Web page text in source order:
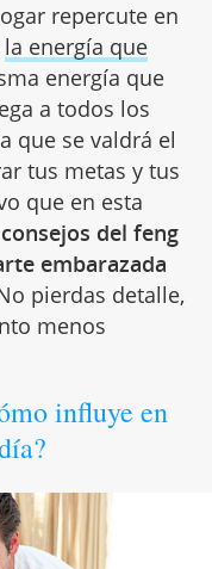
repercute en
la energía que
energía que
a todos los
que se valdrá el
tus metas y tus
que en esta
consejos del feng
embarazada
pierdas detalle,
menos
influye en